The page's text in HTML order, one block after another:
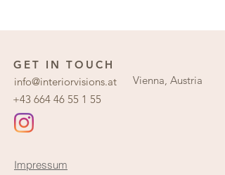
GET IN TOUCH
info@interiorvisions.at
Vienna, Austria
+43 664 46 55 1 55
Impressum